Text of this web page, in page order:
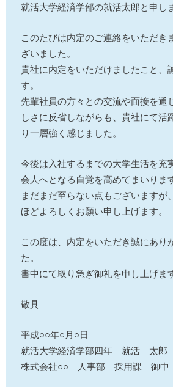
就活大学経済学部の就活太郎と申し
このたびは内定のご連絡をいただき
ざいました。
貴社に内定をいただけましたこと、
す。
先輩社員の方々との交流や面接を通
しさに反省しながらも、貴社にて活
り一層強く感じました。
今後は入社するまでの大学生活を充
会人へとなる自覚を高めてまいりま
まだまだ至らない点もございますが
ほどよろしくお願い申し上げます。
この度は、内定をいただき誠にあり
た。
書中にて取り急ぎ御礼を申し上げま
敬具
平成○○年○月○日
就活大学経済学部四年 就活 太郎
株式会社○○ 人事部 採用課 御中